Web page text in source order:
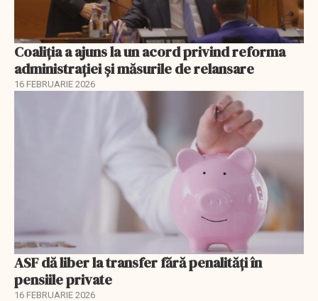
Coaliția a ajuns la un acord privind reforma
administrației și măsurile de relansare
16 FEBRUARIE 2026
ASF dă liber la transfer fără penalități în
pensiile private
16 FEBRUARIE 2026